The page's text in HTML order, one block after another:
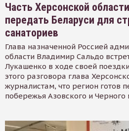
Часть Херсонской
передать Беларуси для
санаториев
Глава назначенной Россией
области Владимир Сальдо
Лукашенко в ходе своей
этого разговора глава
журналистам, что регион готов
побережья Азовского и Черного